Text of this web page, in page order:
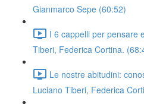
Gianmarco Sepe (60:52)
I 6 cappelli per pensare
Tiberi, Federica Cortina.
Le nostre abitudini:
Luciano Tiberi, Federica